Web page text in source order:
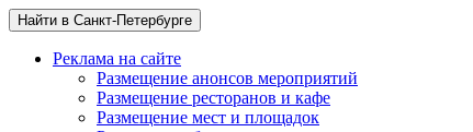
Найти в Санкт-Петербурге
Реклама на сайте
Размещение анонсов мероприятий
Размещение ресторанов и кафе
Размещение мест и площадок